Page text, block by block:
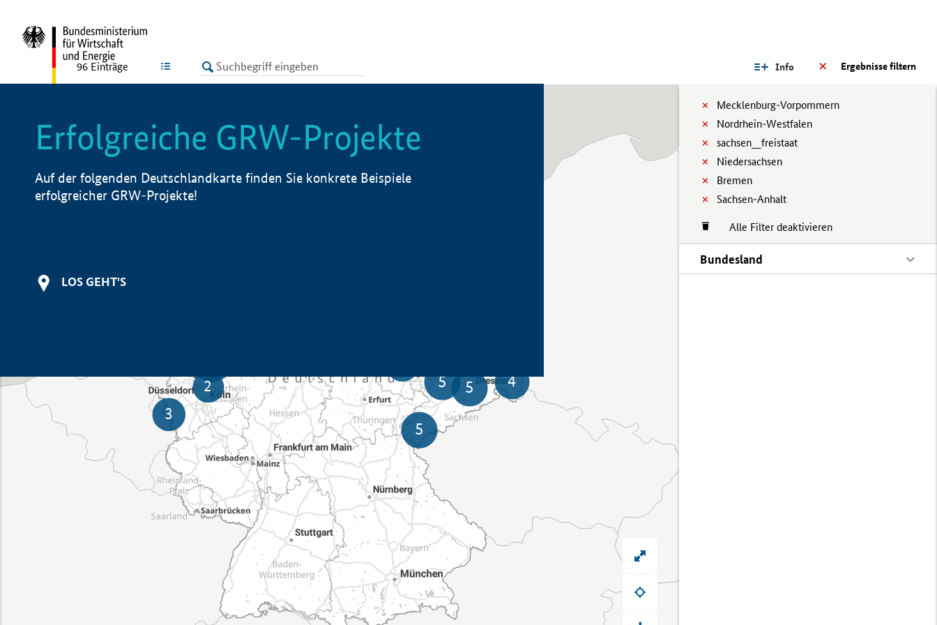
LISTE Ergebnisse filtern
Info
Mecklenburg-Vorpommern
Nordrhein-Westfalen
sachsen__freistaat
Niedersachsen
Bremen
Sachsen-Anhalt
Alle Filter deaktivieren
Bundesland
96 Einträge
Erfolgreiche GRW-Projekte
Auf der folgenden Deutschlandkarte finden Sie konkrete Beispiele
erfolgreicher GRW-Projekte!
LOS GEHT'S